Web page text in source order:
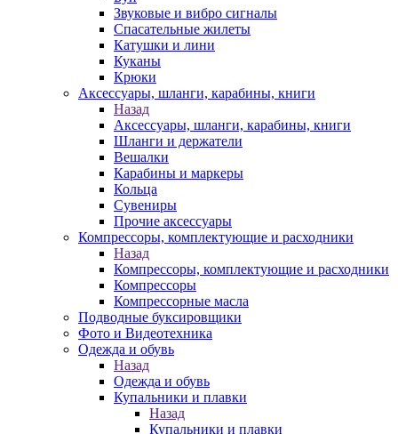
Звуковые и вибро сигналы
Спасательные жилеты
Катушки и лини
Куканы
Крюки
Аксессуары, шланги, карабины, книги
Назад
Аксессуары, шланги, карабины, книги
Шланги и держатели
Вешалки
Карабины и маркеры
Кольца
Сувениры
Прочие аксессуары
Компрессоры, комплектующие и расходники
Назад
Компрессоры, комплектующие и расходники
Компрессоры
Компрессорные масла
Подводные буксировщики
Фото и Видеотехника
Одежда и обувь
Назад
Одежда и обувь
Купальники и плавки
Назад
Купальники и плавки